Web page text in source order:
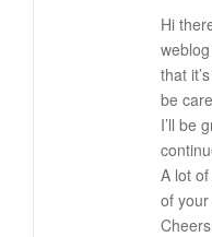
Hi
that
be
I’ll be
A lot
of